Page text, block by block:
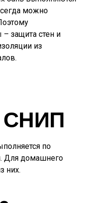
можно
защита стен и
из
СНИП
по
Для домашнего
них.